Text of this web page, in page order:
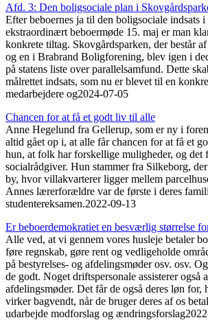
Afd. 3: Den boligsociale plan i
Efter beboernes ja til den boligsociale indsats
ekstraordinært beboermøde 15. maj er man
konkrete tiltag. Skovgårdsparken, der består
og en i Brabrand Boligforening, blev igen i
på statens liste over parallelsamfund. Dette
målrettet indsats, som nu er blevet til en
medarbejdere og2024-07-05
Chancen for at få et godt liv til alle
Anne Hegelund fra Gellerup, som er ny i
altid gået op i, at alle får chancen for at få et
hun, at folk har forskellige muligheder, og det
socialrådgiver. Hun stammer fra Silkeborg,
by, hvor villakvarterer ligger mellem
Annes lærerforældre var de første i deres
studentereksamen.2022-09-13
Er beboer­demo­kra­tiet en ­besværlig størrelse
Alle ved, at vi gennem vores husleje betaler
føre regnskab, gøre rent og vedligeholde
på bestyrelses- og afdelingsmøder osv. osv.
de godt. Noget driftspersonale assisterer også
afdelingsmøder. Det får de også deres løn for,
virker bagvendt, når de bruger deres af os
udarbejde modforslag og ændringsforslag